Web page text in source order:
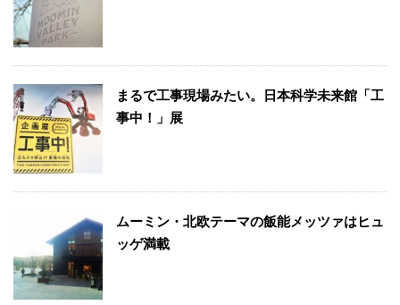
まるで工事現場みたい。日本科学未来館「工
事中！」展
ムーミン・北欧テーマの飯能メッツァはヒュ
ッゲ満載